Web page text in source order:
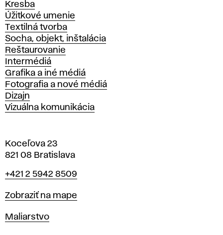
Kresba
Úžitkové umenie
Textilná tvorba
Socha, objekt, inštalácia
Reštaurovanie
Intermédiá
Grafika a iné médiá
Fotografia a nové médiá
Dizajn
Vizuálna komunikácia
Koceľova 23
821 08 Bratislava
Telefón
+421 2 5942 8509
Mapa
Zobraziť na mape
Katedry
Maliarstvo